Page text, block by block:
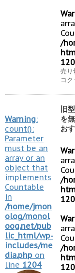
/
売り
コ
Warning:
count():
Parameter
must be an
array or an
object that
implements
Countable
in
/home/jmon
olog/monol
oog.net/pub
lic_html/wp-
includes/me
dia.php on
line 1204
旧
を
お
/
/